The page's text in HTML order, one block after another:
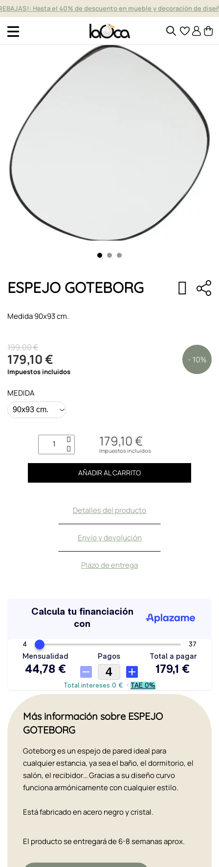
Hasta el 40% de descuento en mueble y decoración de
ESPEJO GOTEBORG
Medida 90x93 cm.
199,00 €
179,10 € - 10%
Impuestos incluidos
MEDIDA
179,10 €
Impuestos incluidos
AÑADIR AL CARRITO
Detalles del producto
Envío y devolución
Plazo de entrega
Más información sobre ESPEJO
GOTEBORG
Goteborg es un espejo de pared ideal para
cualquier estancia, ya sea el baño, el dormitorio, el
salón, el recibidor… Gracias a su diseño curvo
funciona armónicamente con cualquier estilo.
Está fabricado en acero negro y cristal.
El producto se entregará de 6-8 semanas aprox.